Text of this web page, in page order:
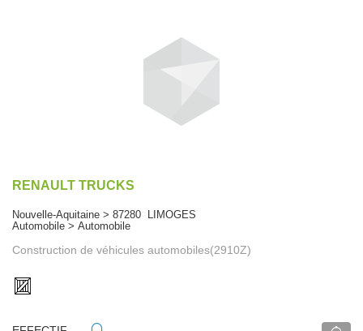
RENAULT TRUCKS
Nouvelle-Aquitaine > 87280 LIMOGES
Automobile > Automobile
Construction de véhicules automobiles(2910Z)